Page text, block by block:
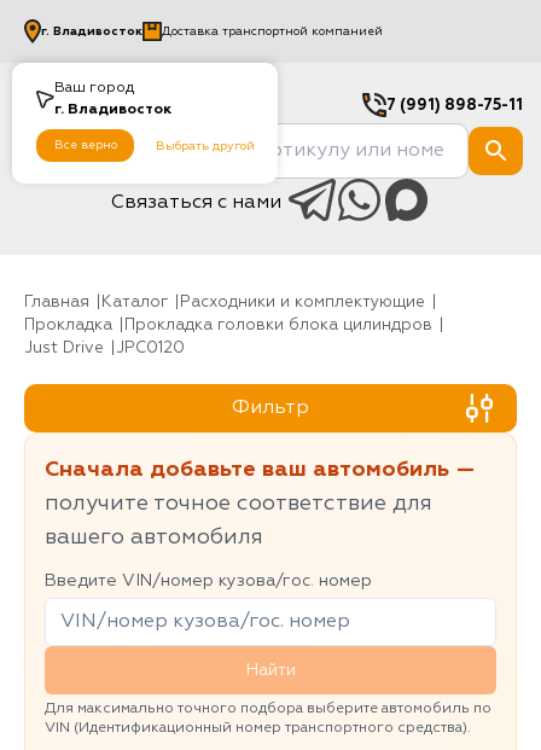
Ваш город
г. Владивосток
Все верно Выбрать другой
г. Владивосток Доставка транспортной компанией
7 (991) 898-75-11
Связаться с нами
Главная Каталог
Расходники и комплектующие
Прокладка
Прокладка головки блока цилиндров
Just Drive
JPC0120
Фильтр
Сначала добавьте ваш автомобиль —
получите точное соответствие для
вашего автомобиля
Введите VIN/номер кузова/гос. номер
Найти
Для максимально точного подбора выберите автомобиль по
VIN (Идентификационный номер транспортного средства).